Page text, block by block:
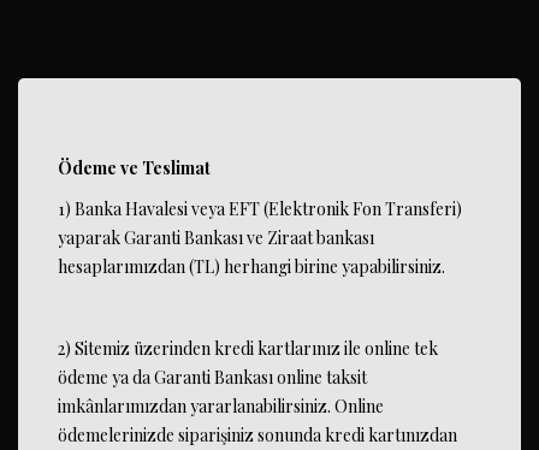
Ödeme ve Teslimat
1) Banka Havalesi veya EFT (Elektronik Fon Transferi)
yaparak Garanti Bankası ve Ziraat bankası
hesaplarımızdan (TL) herhangi birine yapabilirsiniz.
2) Sitemiz üzerinden kredi kartlarınız ile online tek
ödeme ya da Garanti Bankası online taksit
imkânlarımızdan yararlanabilirsiniz. Online
ödemelerinizde siparişiniz sonunda kredi kartınızdan